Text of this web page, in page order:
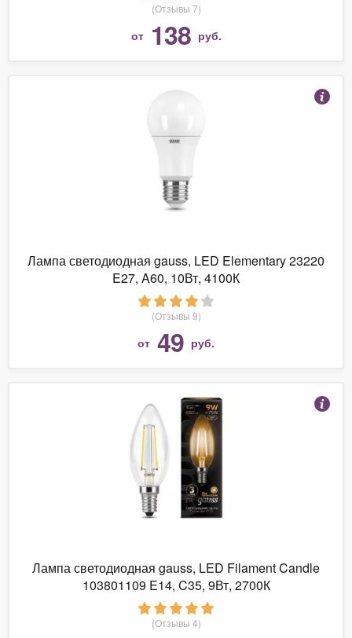
(Отзывы 7)
от 138 руб.
Лампа светодиодная gauss, LED Elementary 23220
E27, A60, 10Вт, 4100К
(Отзывы 9)
от 49 руб.
Лампа светодиодная gauss, LED Filament Candle
103801109 E14, C35, 9Вт, 2700К
(Отзывы 4)